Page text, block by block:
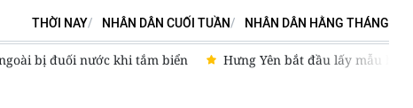
THỜI NAY NHÂN DÂN CUỐI TUẦN NHÂN DÂN HẰNG THÁNG
đầu lấy mẫu hài cốt liệt sĩ tại nghĩa trang lớn nhất tỉnh